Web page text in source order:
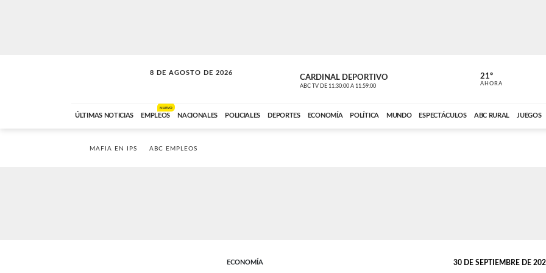
8 DE AGOSTO DE 2026
CONEXIÓN ROMANCE CARDINAL DEPORTIVO
ABC TV DE 11:30:00 A 11:59:00 ABC CARDINAL
21º
AHORA
ÚLTIMAS NOTICIAS EMPLEOS
NUEVO
NACIONALES POLICIALES DEPORTES ECONOMÍA POLÍTICA MUNDO ESPECTÁCULOS ABC RURAL JUEGOS
MAFIA EN IPS ABC EMPLEOS
ECONOMÍA 30 DE SEPTIEMBRE DE